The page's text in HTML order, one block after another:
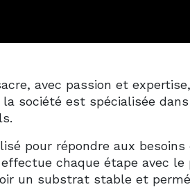
avec passion et
société est spécialisée
pour répondre aux
chaque étape avec le
un substrat stable et